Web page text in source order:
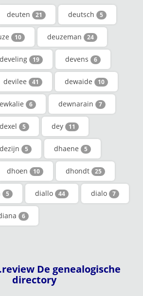
deuten 21 deutsch 5
10 deuzeman 24
develing 19 devens 6
devilee 41 dewaide 10
6 dewnarain 7
dexel 5 dey 11
dezijn 5 dhaene 5
dhoen 10 dhondt 25
5 diallo 44 dialo 7
6
De genealogische
directory